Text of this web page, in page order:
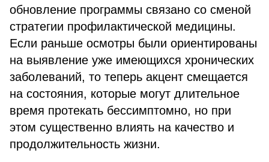
обновление программы связано со сменой
стратегии профилактической медицины.
Если раньше осмотры были ориентированы
на выявление уже имеющихся хронических
заболеваний, то теперь акцент смещается
на состояния, которые могут длительное
время протекать бессимптомно, но при
этом существенно влиять на качество и
продолжительность жизни.